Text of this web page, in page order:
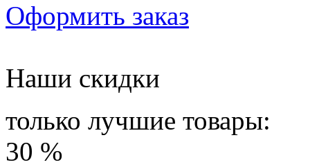
Оформить заказ
Наши скидки
только лучшие товары:
30 %